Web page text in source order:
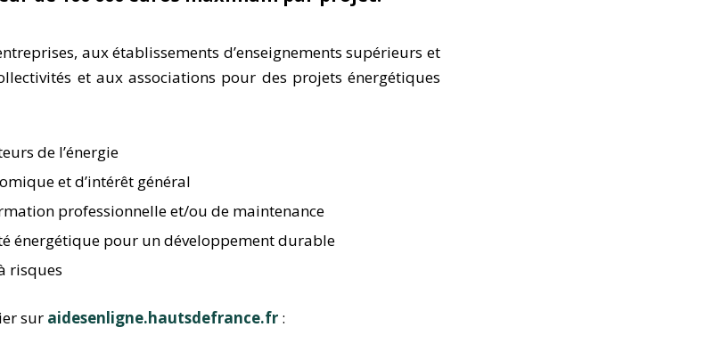
aux établissements d’enseignements supérieurs et
et aux associations pour des projets énergétiques
de l’énergie
et d’intérêt général
professionnelle et/ou de maintenance
énergétique pour un développement durable
risques
sur aidesenligne.hautsdefrance.fr :